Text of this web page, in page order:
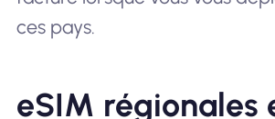
ces pays.
eSIM régionales